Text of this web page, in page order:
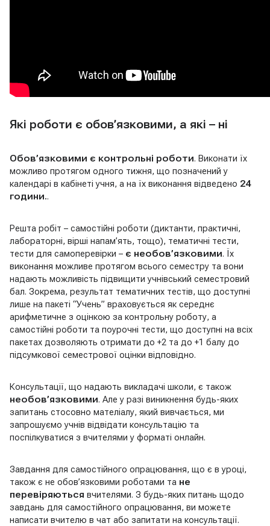
Які роботи є обов’язковими, а які – ні
Обов’язковими є контрольні роботи. Виконати їх
можливо протягом одного тижня, що позначений у
календарі в кабінеті учня, а на їх виконання відведено 24
години..
Решта робіт – самостійні роботи (диктанти, практичні,
лабораторні, вірші напам’ять, тощо), тематичні тести,
тести для самоперевірки – є необов’язковими. Їх
виконання можливе протягом всього семестру та вони
надають можливість підвищити учнівський семестровий
бал. Зокрема, результат тематичних тестів, що доступні
лише на пакеті “Учень” враховується як середнє
арифметичне з оцінкою за контрольну роботу, а
самостійні роботи та поурочні тести, що доступні на всіх
пакетах дозволяють отримати до +2 та до +1 балу до
підсумкової семестрової оцінки відповідно.
Консультації, що надають викладачі школи, є також
необов’язковими. Але у разі виникнення будь-яких
запитань стосовно мателіалу, який вивчається, ми
запрошуємо учнів відвідати консультацію та
поспілкуватися з вчителями у форматі онлайн.
Завдання для самостійного опрацювання, що є в уроці,
також є не обов’язковими роботами та не
перевіряються вчителями. З будь-яких питань щодо
завдань для самостійного опрацювання, ви можете
написати вчителю в чат або запитати на консультації.